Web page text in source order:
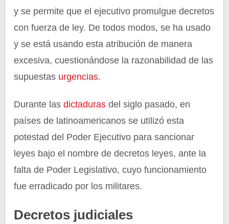
y se permite que el ejecutivo promulgue decretos
con fuerza de ley. De todos modos, se ha usado
y se está usando esta atribución de manera
excesiva, cuestionándose la razonabilidad de las
supuestas urgencias.
Durante lasdictaduras del siglo pasado, en
países de latinoamericanos se utilizó esta
potestad del Poder Ejecutivo para sancionar
leyes bajo el nombre de decretos leyes, ante la
falta de Poder Legislativo, cuyo funcionamiento
fue erradicado por los militares.
Decretos judiciales